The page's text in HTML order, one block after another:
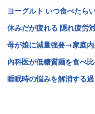
ヨーグルト いつ食べたら
休みだが疲れる 隠れ疲労
母が娘に減量強要→家庭
内科医が低糖質麺を食べ
睡眠時の悩みを解消する